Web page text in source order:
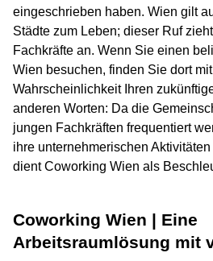
eingeschrieben haben. Wien gilt
Städte zum Leben; dieser Ruf
Fachkräfte an. Wenn Sie einen
Wien besuchen, finden Sie dort
Wahrscheinlichkeit Ihren
anderen Worten: Da die
jungen Fachkräften frequentiert
ihre unternehmerischen
dient Coworking Wien als
Coworking Wien | Eine
Arbeitsraumlösung mit